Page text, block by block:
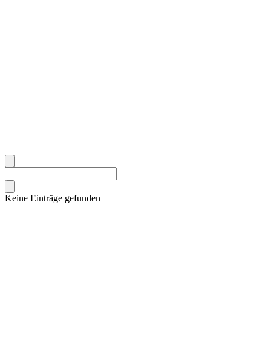
Keine Einträge gefunden